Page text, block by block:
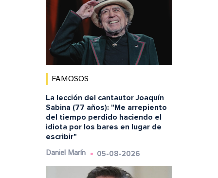
FAMOSOS
La lección del cantautor Joaquín
Sabina (77 años): "Me arrepiento
del tiempo perdido haciendo el
idiota por los bares en lugar de
escribir"
Daniel Marín 05-08-2026